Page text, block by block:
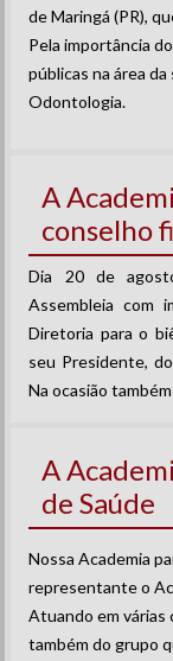
de Maringá (PR),
Pela importância
públicas na área
Odontologia.
A
conselho
Dia 20 de
Assembleia com
Diretoria para o
seu Presidente,
Na ocasião
A
de Saúde
Nossa Academia
representante o
Atuando em várias
também do grupo